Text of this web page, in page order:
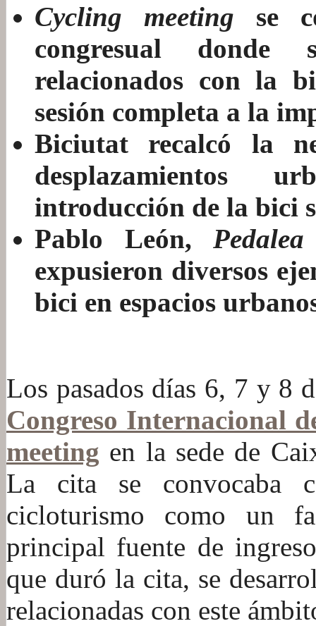
Cycling meeting se
congresual donde
relacionados con la
sesión completa a la
Biciutat recalcó la
desplazamientos
introducción de la bici
Pablo León,
expusieron diversos
bici en espacios
Los pasados días 6, 7 y 8
Congreso Internacional
meeting en la sede de
La cita se convocaba
cicloturismo como un
principal fuente de
que duró la cita, se
relacionadas con este